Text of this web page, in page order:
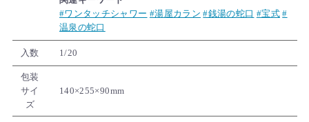
#ワンタッチシャワー #湯屋カラン #銭湯の蛇口 #宝式 #
温泉の蛇口
入数 1/20
包装
サイ
ズ
140×255×90mm